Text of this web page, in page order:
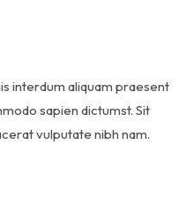
interdum aliquam praesent
sapien dictumst. Sit
vulputate nibh nam.